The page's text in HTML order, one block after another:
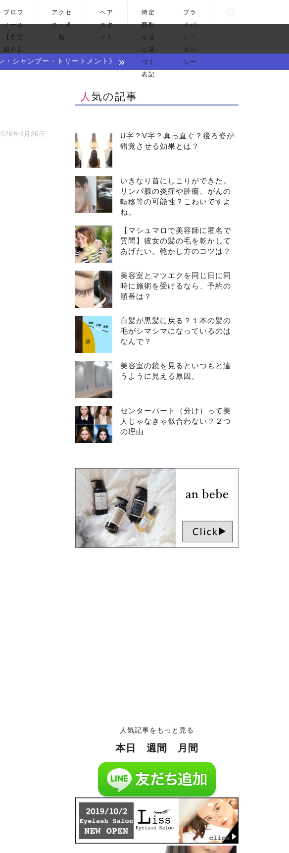
プロフ
ィール
【自己
紹介】
アクセ
ス・道
順
ヘア
スタ
イル
特定
商取
引法
に基
づく
表記
プラ
イバ
シー
ポリ
シー
シャンプー・トリートメント》
年4月26日
人気の記事
U字？V字？真っ直ぐ？後ろ姿が
錯覚させる効果とは？
いきなり首にしこりができた。
リンパ腺の炎症や腫瘍、がんの
転移等の可能性？こわいですよ
ね。
【マシュマロで美容師に匿名で
質問】彼女の髪の毛を乾かして
あげたい。乾かし方のコツは？
美容室とマツエクを同じ日に同
時に施術を受けるなら、予約の
順番は？
白髪が黒髪に戻る？１本の髪の
毛がシマシマになっているのは
なんで？
美容室の鏡を見るといつもと違
うように見える原因。
センターパート（分け）って美
人じゃなきゃ似合わない？２つ
の理由
人気記事をもっと見る
本日 週間 月間